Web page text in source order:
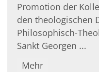
Promotion der
den theologischen
Philosophisch-
Sankt Georgen ...
Mehr